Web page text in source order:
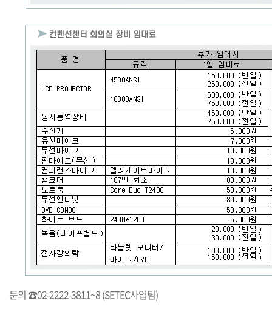
문의 ☎02-2222-3811~8 (SETEC사업팀)